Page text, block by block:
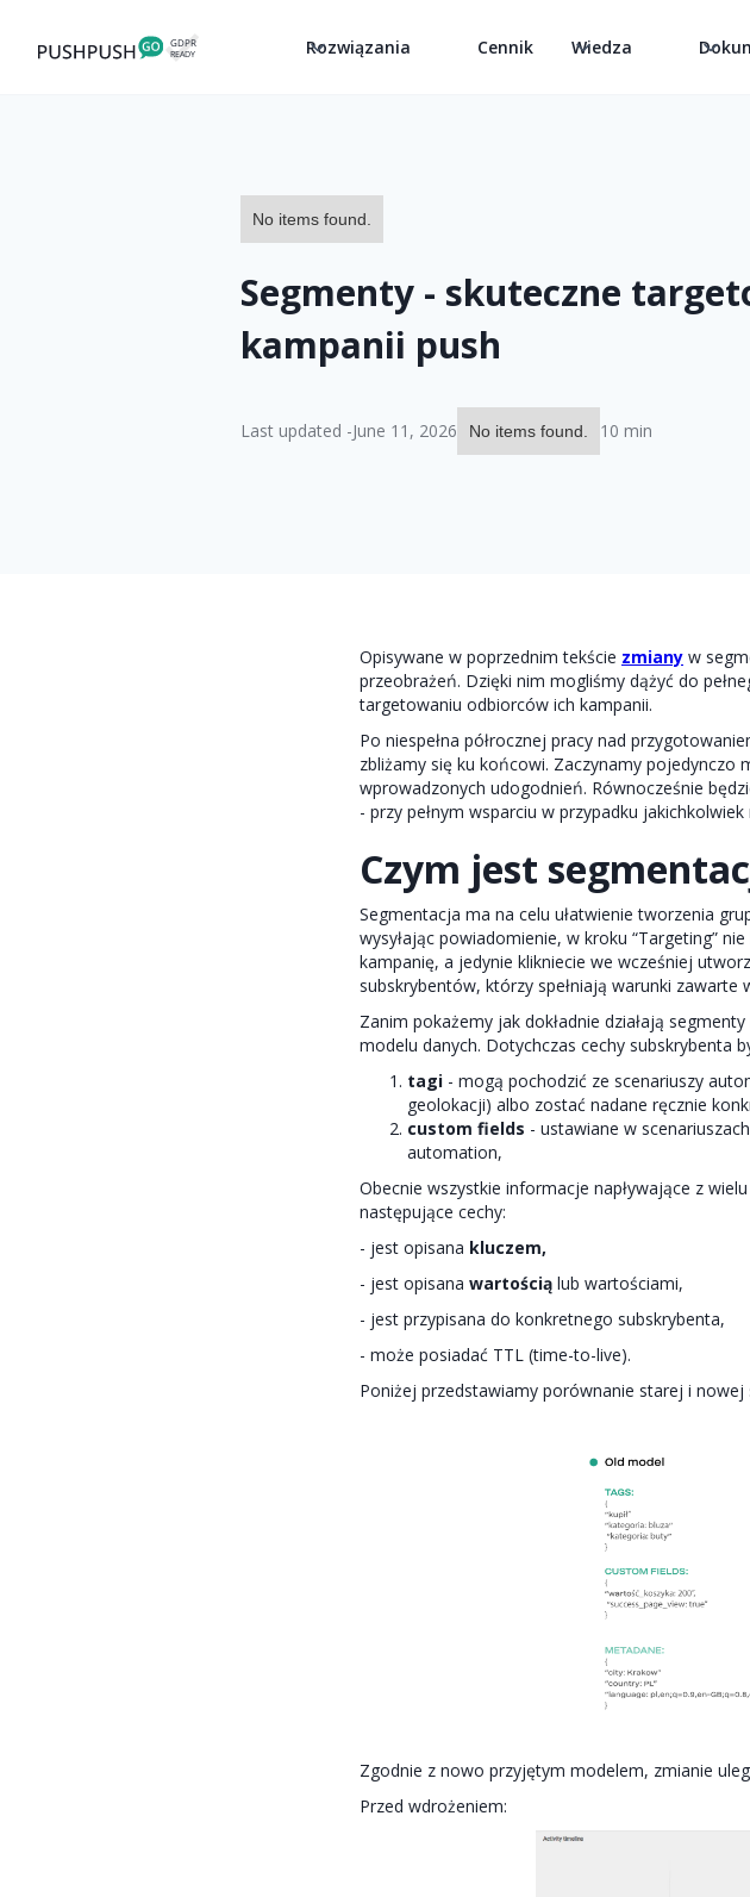
Rozwiązania Cennik Wiedza
No items found.
Segmenty - skuteczne
kampanii push
Last updated -June 11, 2026 No items found. 10 min
Opisywane w poprzednim tekście zmiany w
przeobrażeń. Dzięki nim mogliśmy dążyć do
targetowaniu odbiorców ich kampanii.
Po niespełna półrocznej pracy nad
zbliżamy się ku końcowi. Zaczynamy
wprowadzonych udogodnień. Równocześnie
- przy pełnym wsparciu w przypadku
Czym jest
Segmentacja ma na celu ułatwienie tworzenia
wysyłając powiadomienie, w kroku “Targeting”
kampanię, a jedynie klikniecie we wcześniej
subskrybentów, którzy spełniają warunki zawarte
Zanim pokażemy jak dokładnie działają
modelu danych. Dotychczas cechy subskrybenta
tagi - mogą pochodzić ze scenariuszy
geolokacji) albo zostać nadane ręcznie
custom fields - ustawiane w
automation,
Obecnie wszystkie informacje napływające z
następujące cechy:
- jest opisana kluczem,
- jest opisana wartością lub wartościami,
- jest przypisana do konkretnego subskrybenta,
- może posiadać TTL (time-to-live).
Poniżej przedstawiamy porównanie starej i nowej
Zgodnie z nowo przyjętym modelem, zmianie
Przed wdrożeniem: